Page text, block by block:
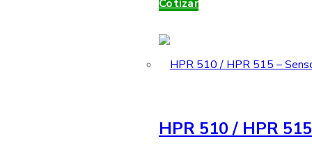
Cotizar
HPR 510 / HPR